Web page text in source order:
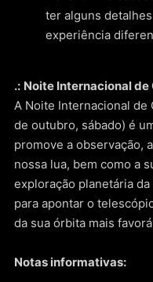
ter alguns
experiência
.: Noite Internacional de
A Noite Internacional de
de outubro, sábado) é
promove a observação,
nossa lua, bem como a
exploração planetária
para apontar o
da sua órbita mais
Notas informativas: